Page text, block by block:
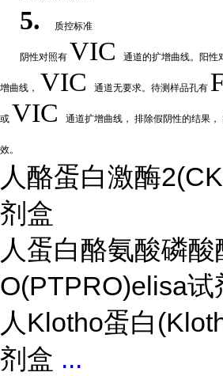
5. 质控标准
阴性对照有 VIC通道的扩增曲线。阳性
增曲线， VIC通道无要求。待测样品孔有
或 VIC 通道扩增曲线， 排除假阴性的结果，
效。
人酪蛋白激酶
剂盒
人蛋白酪氨酸磷酸
O(PTPRO)elisa试
人Klotho蛋白
剂盒 ...